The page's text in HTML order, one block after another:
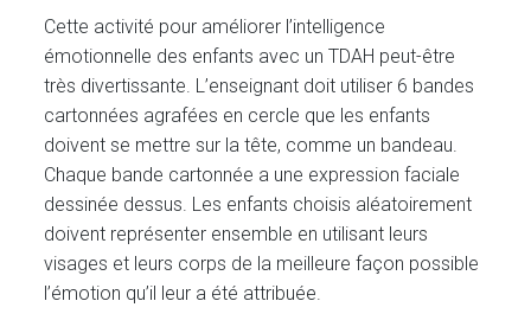
Cette activité pour améliorer l’intelligence
émotionnelle des enfants avec un TDAH peut-être
très divertissante. L’enseignant doit utiliser 6 bandes
cartonnées agrafées en cercle que les enfants
doivent se mettre sur la tête, comme un bandeau.
Chaque bande cartonnée a une expression faciale
dessinée dessus. Les enfants choisis aléatoirement
doivent représenter ensemble en utilisant leurs
visages et leurs corps de la meilleure façon possible
l’émotion qu’il leur a été attribuée.